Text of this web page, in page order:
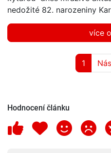
Hodnocení článku